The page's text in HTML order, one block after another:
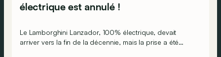
électrique est annulé !
Le Lamborghini Lanzador, 100% électrique, devait
arriver vers la fin de la décennie, mais la prise a été